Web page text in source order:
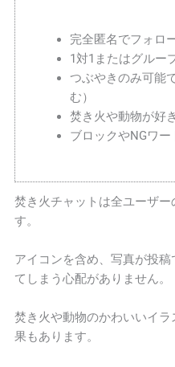
完全匿名でフォロ
1対1またはグルー
つぶやきのみ可能
む）
焚き火や動物が好き
ブロックやNGワ
焚き火チャットは全ユーザ
す。
アイコンを含め、写真が投
てしまう心配がありません。
焚き火や動物のかわいいイ
果もあります。